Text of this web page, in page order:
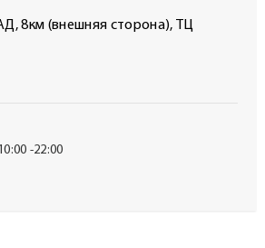
8км (внешняя сторона), ТЦ
10:00 -22:00